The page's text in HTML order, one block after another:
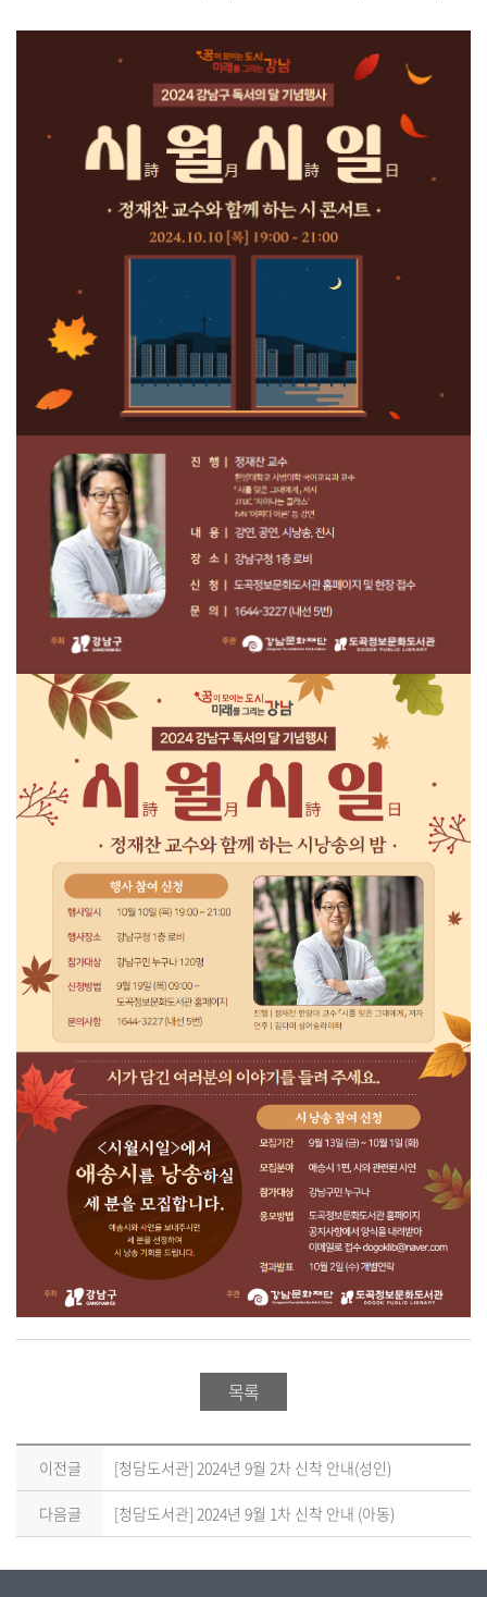
목록
이전글 [청담도서관] 2024년 9월 2차 신착 안내(성인)
다음글 [청담도서관] 2024년 9월 1차 신착 안내 (아동)